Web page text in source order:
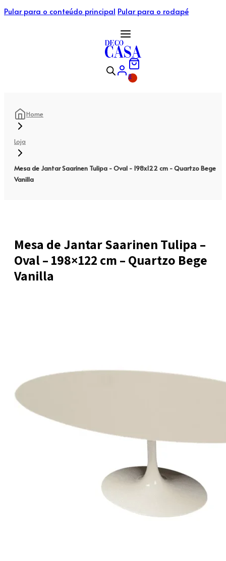
Pular para o conteúdo principal Pular para o rodapé
0
Home
Loja
Mesa de Jantar Saarinen Tulipa - Oval - 198x122 cm - Quartzo Bege
Vanilla
Mesa de Jantar Saarinen Tulipa –
Oval – 198×122 cm – Quartzo Bege
Vanilla